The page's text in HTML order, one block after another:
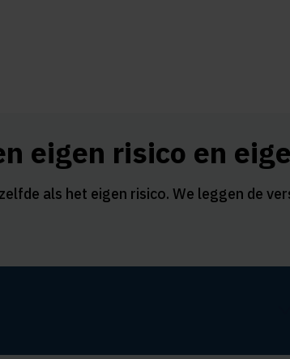
eigen risico en
als het eigen risico. We leggen de